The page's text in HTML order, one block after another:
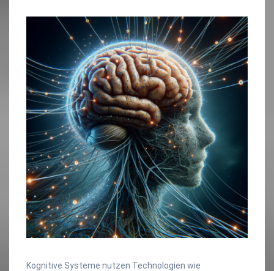
Kognitive Systeme nutzen Technologien wie